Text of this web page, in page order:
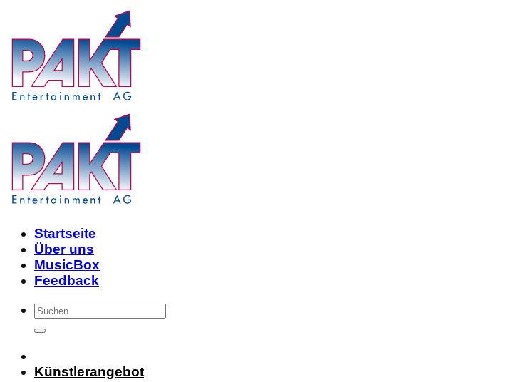
content
Startseite
Über uns
MusicBox
Feedback
Künstlerangebot